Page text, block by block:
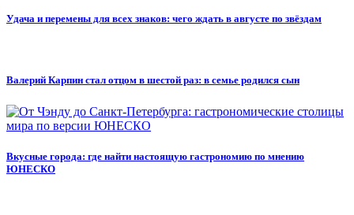
Удача и перемены для всех знаков: чего ждать в августе по звёздам
Валерий Карпин стал отцом в шестой раз: в семье родился сын
Вкусные города: где найти настоящую гастрономию по мнению
ЮНЕСКО